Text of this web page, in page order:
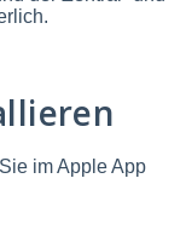
im Apple App